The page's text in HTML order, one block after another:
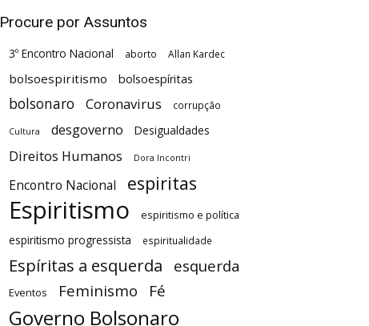
Procure por Assuntos
3º Encontro Nacional aborto Allan Kardec
bolsoespiritismo bolsoespíritas
bolsonaro Coronavirus corrupção
Cultura desgoverno Desigualdades
Direitos Humanos Dora Incontri
Encontro Nacional espiritas
Espiritismo espiritismo e política
espiritismo progressista espiritualidade
Espíritas a esquerda esquerda
Eventos Feminismo Fé
Governo Bolsonaro